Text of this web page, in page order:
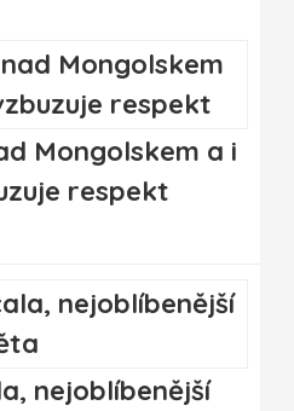
Mongolskem a i
respekt
nejoblíbenější